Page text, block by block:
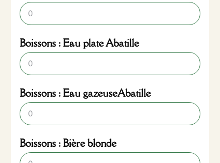
Boissons : Eau plate Abatille
Boissons : Eau gazeuseAbatille
Boissons : Bière blonde